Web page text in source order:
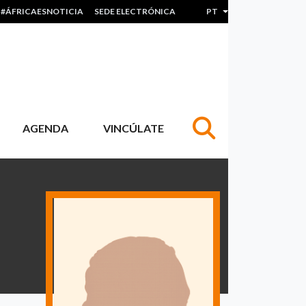
#ÁFRICAESNOTICIA SEDE ELECTRÓNICA PT Lista de ações
AGENDA VINCÚLATE